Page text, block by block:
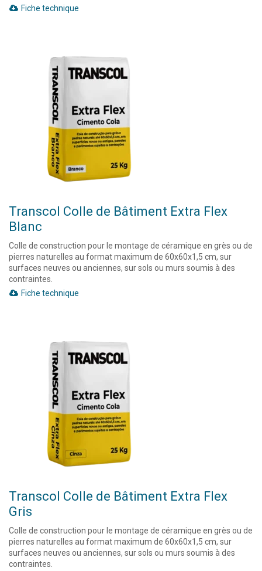
Fiche technique
Transcol Colle de Bâtiment Extra Flex
Blanc
Colle de construction pour le montage de céramique en grès ou de
pierres naturelles au format maximum de 60x60x1,5 cm, sur
surfaces neuves ou anciennes, sur sols ou murs soumis à des
contraintes.
Fiche technique
Transcol Colle de Bâtiment Extra Flex
Gris
Colle de construction pour le montage de céramique en grès ou de
pierres naturelles au format maximum de 60x60x1,5 cm, sur
surfaces neuves ou anciennes, sur sols ou murs soumis à des
contraintes.